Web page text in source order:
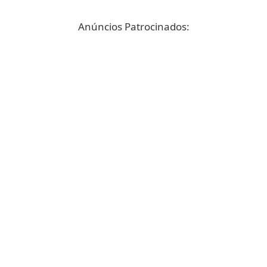
Anúncios Patrocinados: